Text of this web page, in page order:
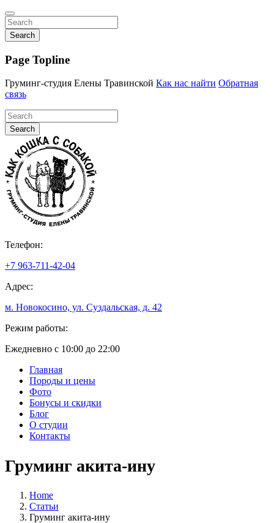
Search
Page Topline
Груминг-студия Елены Травинской Как нас найти Обратная
связь
Search
Телефон:
+7 963-711-42-04
Адрес:
м. Новокосино, ул. Суздальская, д. 42
Режим работы:
Ежедневно с 10:00 до 22:00
Главная
Породы и цены
Фото
Бонусы и скидки
Блог
О студии
Контакты
Груминг акита-ину
Home
Статьи
Груминг акита-ину